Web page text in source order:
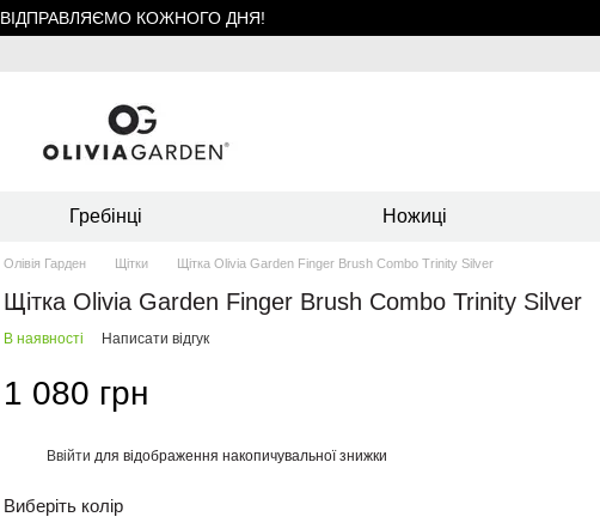
ВІДПРАВЛЯЄМО КОЖНОГО ДНЯ!
Гребінці Ножиці
Олівія Гарден Щітки Щітка Olivia Garden Finger Brush Combo Trinity Silver
Щітка Olivia Garden Finger Brush Combo Trinity Silver
В наявності Написати відгук
1 080 грн
Ввійти для відображення накопичувальної знижки
Виберіть колір